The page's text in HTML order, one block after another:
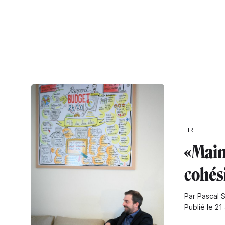
LIRE
Par Pascal
Publié le 21